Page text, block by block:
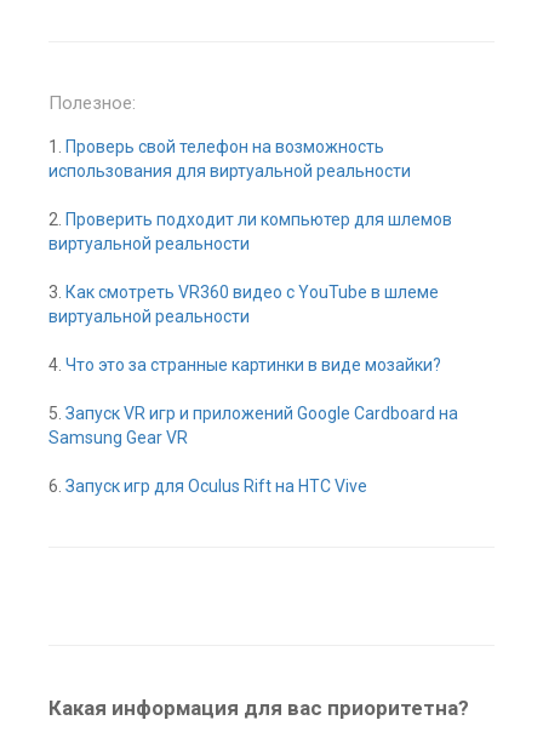
Полезное:
1.
Проверь свой телефон на возможность
использования для виртуальной реальности
2. Проверить подходит ли компьютер для шлемов
виртуальной реальности
3. Как смотреть VR360 видео с YouTube в шлеме
виртуальной реальности
4. Что это за странные картинки в виде мозайки?
5. Запуск VR игр и приложений Google Cardboard на
Samsung Gear VR
6. Запуск игр для Oculus Rift на HTC Vive
Какая информация для вас приоритетна?